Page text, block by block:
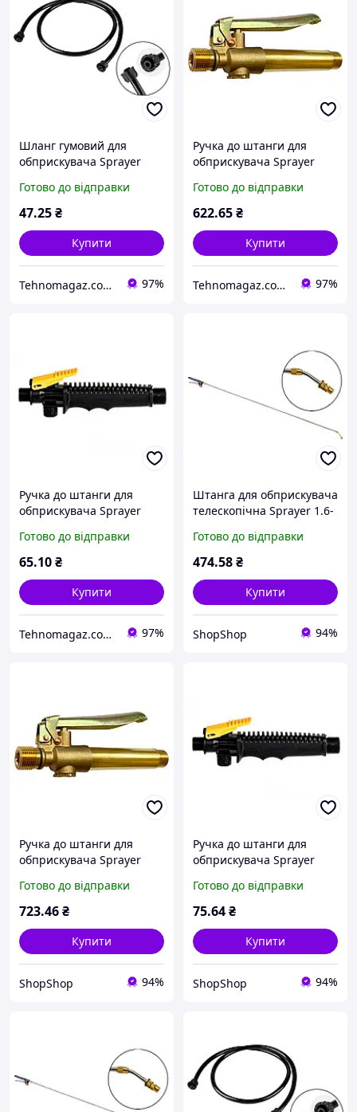
Шланг гумовий для
обприскувача Sprayer
Готово до відправки
47.25₴
Купити
Tehnomagaz.com.ua - це передовий інтернет-магазин, спеціалізуючийся на продажу техніки 97%
Ручка до штанги для
обприскувача Sprayer
2)
Готово до відправки
622.65₴
Купити
Tehnomagaz.com.ua - це передовий інтернет-магазин, спеціалізуючийся на продажу техніки 97%
Ручка до штанги для
обприскувача Sprayer
(AT-905)
Готово до відправки
65.10₴
Купити
Tehnomagaz.com.ua - це передовий інтернет-магазин, спеціалізуючийся на продажу техніки 97%
Штанга для обприскувача
телескопічна Sprayer 1.6-
Готово до відправки
474.58₴
Купити
ShopShop 94%
Ручка до штанги для
обприскувача Sprayer
2)
Готово до відправки
723.46₴
Купити
ShopShop 94%
Ручка до штанги для
обприскувача Sprayer
(AT-905)
Готово до відправки
75.64₴
Купити
ShopShop 94%